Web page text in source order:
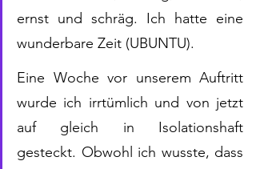
ernst und schräg. Ich hatte eine
wunderbare Zeit (UBUNTU).
Eine Woche vor unserem Auftritt
wurde ich irrtümlich und von jetzt
auf gleich in Isolationshaft
gesteckt. Obwohl ich wusste, dass